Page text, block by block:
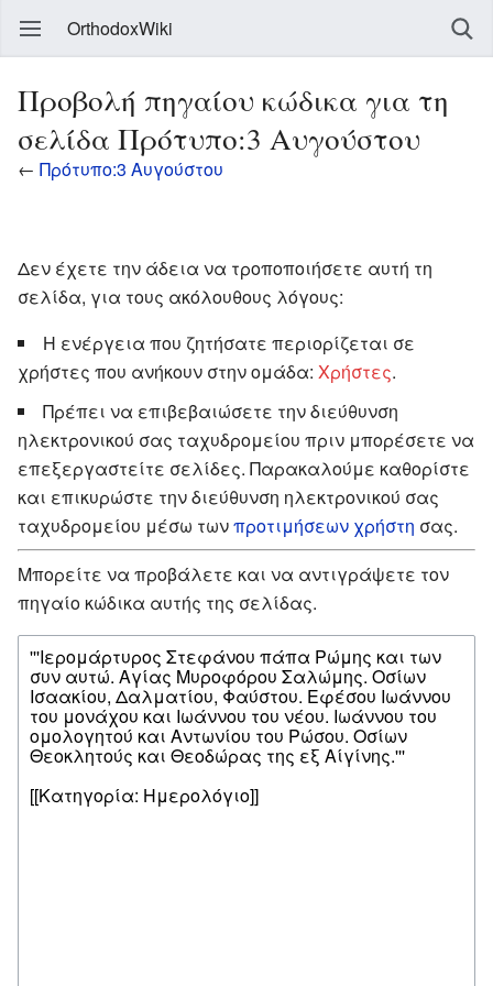
OrthodoxWiki
Προβολή πηγαίου κώδικα για τη
σελίδα Πρότυπο:3 Αυγούστου
← Πρότυπο:3 Αυγούστου
Δεν έχετε την άδεια να τροποποιήσετε αυτή τη
σελίδα, για τους ακόλουθους λόγους:
Η ενέργεια που ζητήσατε περιορίζεται σε
χρήστες που ανήκουν στην ομάδα: Χρήστες.
Πρέπει να επιβεβαιώσετε την διεύθυνση
ηλεκτρονικού σας ταχυδρομείου πριν μπορέσετε να
επεξεργαστείτε σελίδες. Παρακαλούμε καθορίστε
και επικυρώστε την διεύθυνση ηλεκτρονικού σας
ταχυδρομείου μέσω τωνπροτιμήσεων χρήστη σας.
Μπορείτε να προβάλετε και να αντιγράψετε τον
πηγαίο κώδικα αυτής της σελίδας.